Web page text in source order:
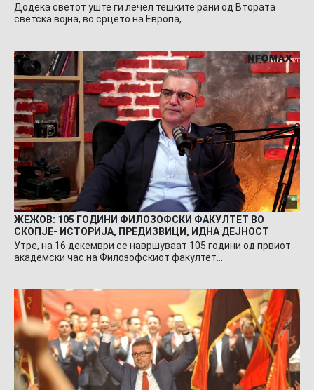
Додека светот уште ги лечел тешките рани од Втората
светска војна, во срцето на Европа,…
ЖЕЖОВ: 105 ГОДИНИ ФИЛОЗОФСКИ ФАКУЛТЕТ ВО
СКОПЈЕ- ИСТОРИЈА, ПРЕДИЗВИЦИ, ИДНА ДЕЈНОСТ
Утре, на 16 декември се навршуваат 105 години од првиот
академски час на Филозофскиот факултет…